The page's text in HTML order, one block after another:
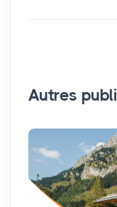
Autres